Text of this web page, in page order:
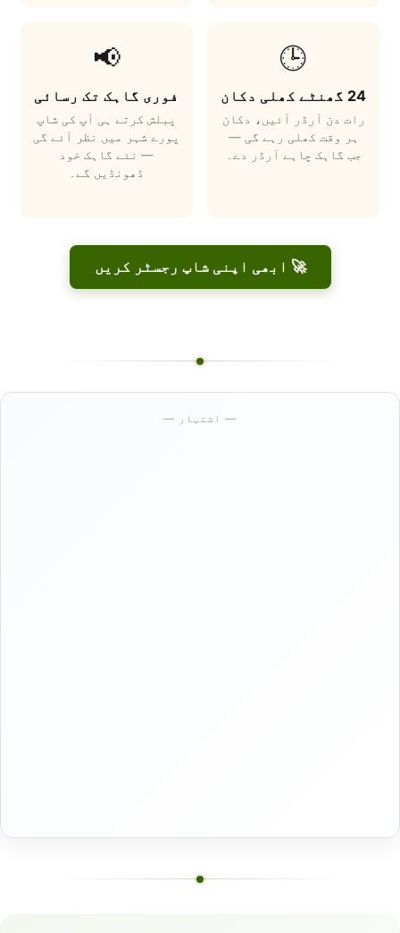
🕒
24 گھنٹے کھلی دکان
رات دن آرڈر آئیں، دکان
ہر وقت کھلی رہے گی —
جب گاہک چاہے آرڈر دے۔
📢
فوری گاہک تک رسائی
پبلش کرتے ہی آپ کی شاپ
پورے شہر میں نظر آئے گی
— نئے گاہک خود
ڈھونڈیں گے۔
🚀 ابھی اپنی شاپ رجسٹر کریں
— اشتہار —